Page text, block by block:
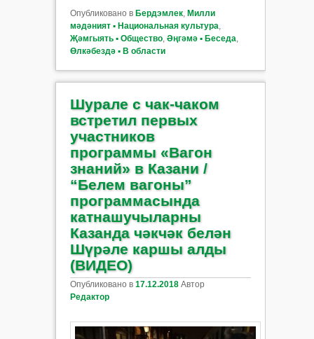
Опубликовано в Бердэмлек, Милли
мәдәният ▪ Национальная культура,
Җәмгыять ▪ Общество, Әңгәмә ▪ Беседа,
Өлкәбездә ▪ В области
Шурале с чак-чаком
встретил первых
участников
программы «Вагон
знаний» в Казани /
“Белем вагоны”
программасында
катнашучыларны
Казанда чәкчәк белән
Шүрәле каршы алды
(ВИДЕО)
Опубликовано в 17.12.2018 Автор
Редактор